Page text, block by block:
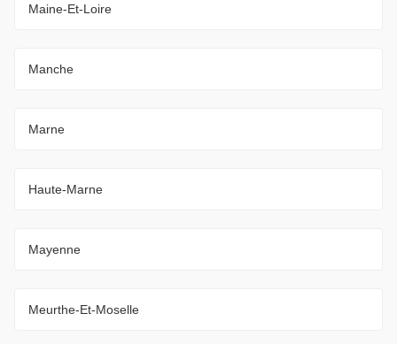
Maine-Et-Loire
Manche
Marne
Haute-Marne
Mayenne
Meurthe-Et-Moselle